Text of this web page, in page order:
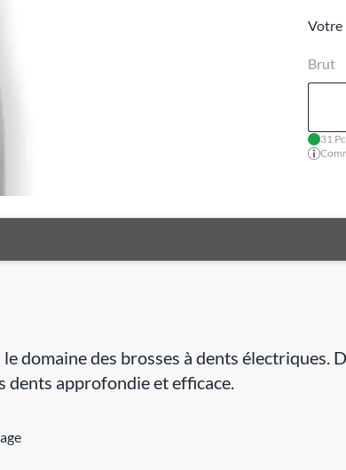
Votre
Brut
31
domaine des brosses à dents électriques.
dents approfondie et efficace.